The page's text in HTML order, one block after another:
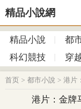
精品小說網
精品小說 都
科幻競技
穿
首页 > 都市小說 > 港片
港片：金牌